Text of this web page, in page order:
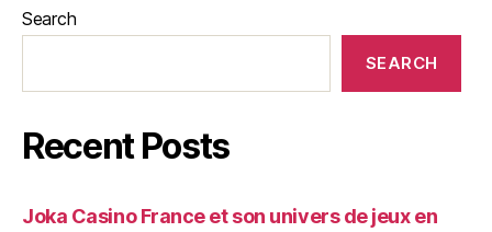
Search
SEARCH
Recent Posts
Joka Casino France et son univers de jeux en